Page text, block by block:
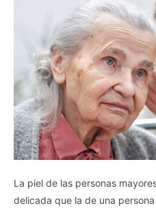
La piel de las personas
delicada que la de una